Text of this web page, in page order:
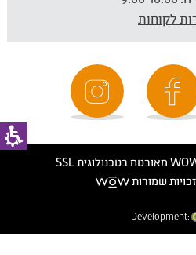
לקוחות
Development: